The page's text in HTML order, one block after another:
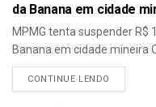
da Banana em cidade
MPMG tenta suspender R$
Banana em cidade mineira
CONTINUE LENDO